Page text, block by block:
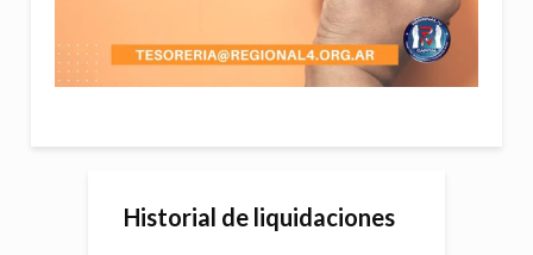
Historial de liquidaciones